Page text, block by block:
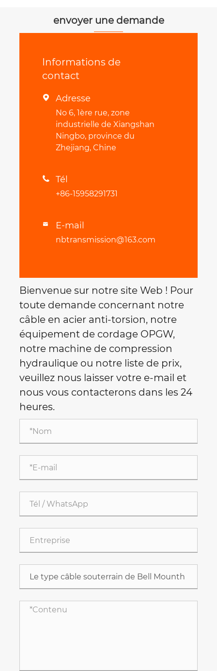
envoyer une demande
Informations de
contact
 Adresse
No 6, 1ère rue, zone
industrielle de Xiangshan
Ningbo, province du
Zhejiang, Chine
 Tél
+86-15958291731
 E-mail
nbtransmission@163.com
Bienvenue sur notre site Web ! Pour
toute demande concernant notre
câble en acier anti-torsion, notre
équipement de cordage OPGW,
notre machine de compression
hydraulique ou notre liste de prix,
veuillez nous laisser votre e-mail et
nous vous contacterons dans les 24
heures.